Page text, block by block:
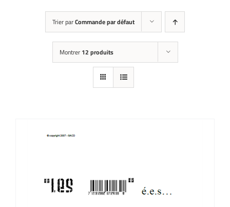
Trier parCommande par défaut
Montrer12 produits